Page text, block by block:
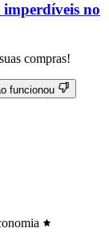
no
compras!
funcionou